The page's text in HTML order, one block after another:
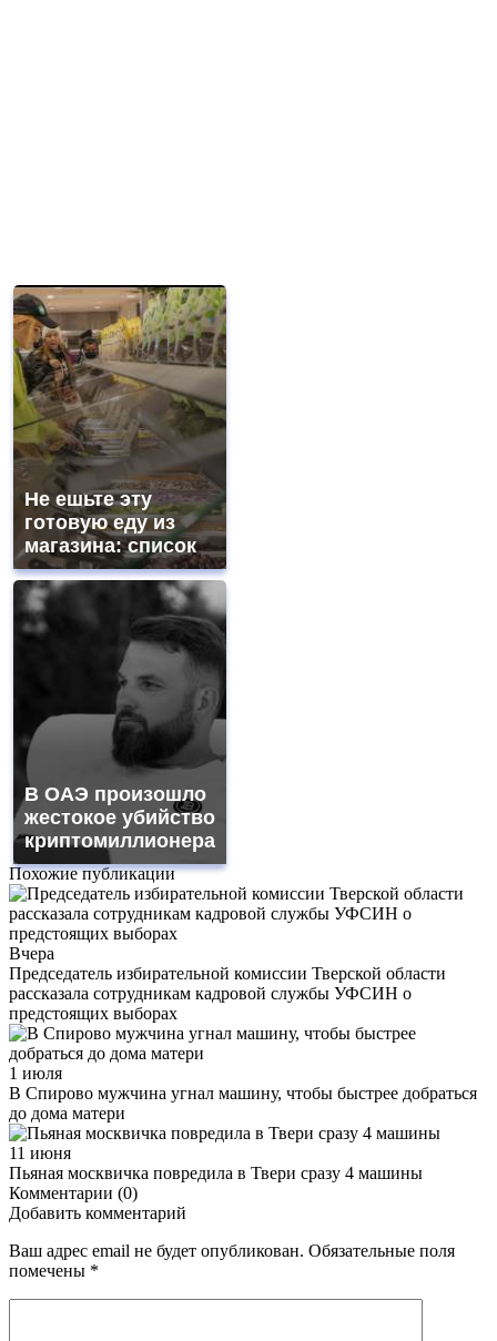
Не ешьте эту
готовую еду из
магазина: список
В ОАЭ произошло
жестокое убийство
криптомиллионера
Похожие публикации
Вчера
Председатель избирательной комиссии Тверской области
рассказала сотрудникам кадровой службы УФСИН о
предстоящих выборах
1 июля
В Спирово мужчина угнал машину, чтобы быстрее добраться
до дома матери
11 июня
Пьяная москвичка повредила в Твери сразу 4 машины
Комментарии (0)
Добавить комментарий
Ваш адрес email не будет опубликован. Обязательные поля
помечены *